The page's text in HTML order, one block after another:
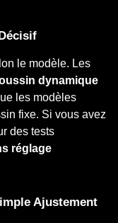
le modèle. Les
dynamique
les modèles
fixe. Si vous avez
des tests
réglage
Ajustement